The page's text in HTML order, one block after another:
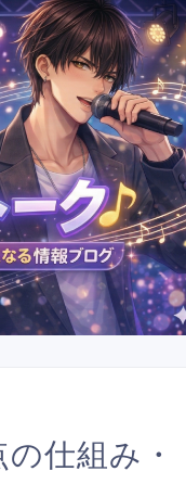
仕組み・